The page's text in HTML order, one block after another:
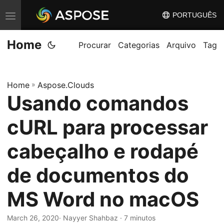
A
l
t
n
n
v
e
g
a
ç
PORTUGUÊS
Home Procurar Categorias Arquivo Tag
Home » Aspose.Clouds
Usando comandos
cURL para processar
cabeçalho e rodapé
de documentos do
MS Word no macOS
March 26, 2020· Nayyer Shahbaz · 7 minutos